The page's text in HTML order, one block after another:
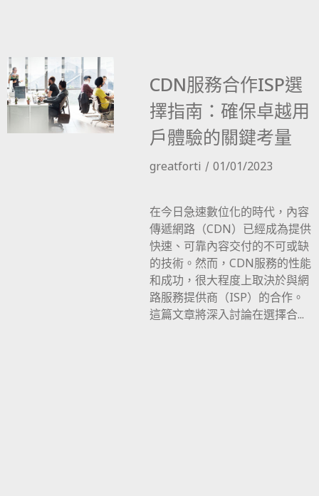
CDN服務合作ISP選
擇指南：確保卓越用
戶體驗的關鍵考量
greatforti 01/01/2023
在今日急速數位化的時代，內容
傳遞網路（CDN）已經成為提供
快速、可靠內容交付的不可或缺
的技術。然而，CDN服務的性能
和成功，很大程度上取決於與網
路服務提供商（ISP）的合作。
這篇文章將深入討論在選擇合...